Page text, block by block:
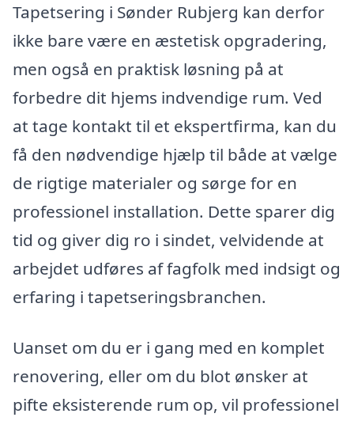
Tapetsering i Sønder Rubjerg kan derfor
ikke bare være en æstetisk opgradering,
men også en praktisk løsning på at
forbedre dit hjems indvendige rum. Ved
at tage kontakt til et ekspertfirma, kan du
få den nødvendige hjælp til både at vælge
de rigtige materialer og sørge for en
professionel installation. Dette sparer dig
tid og giver dig ro i sindet, velvidende at
arbejdet udføres af fagfolk med indsigt og
erfaring i tapetseringsbranchen.
Uanset om du er i gang med en komplet
renovering, eller om du blot ønsker at
pifte eksisterende rum op, vil professionel